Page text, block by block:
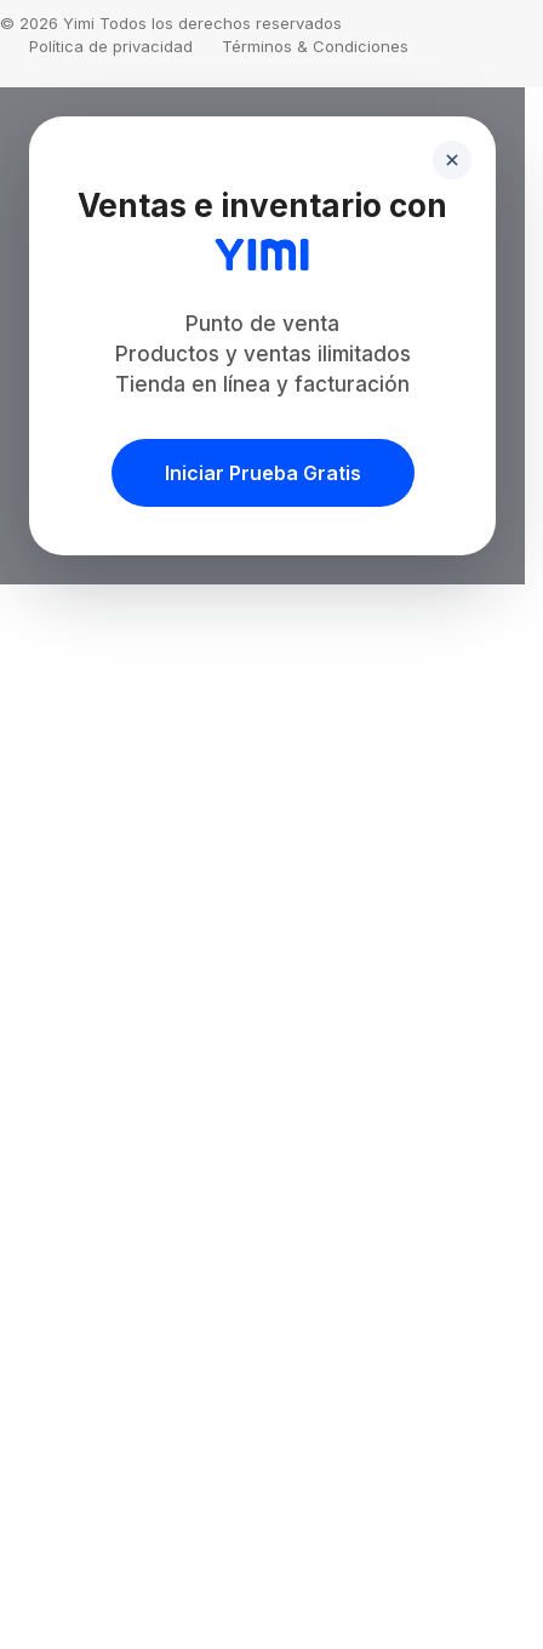
© 2026 Yimi Todos los derechos reservados
Política de privacidad
Términos & Condiciones
Ventas e inventario con
Punto de venta
Productos y ventas ilimitados
Tienda en línea y facturación
Iniciar Prueba Gratis